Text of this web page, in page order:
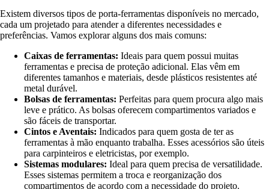
Existem diversos tipos de porta-ferramentas disponíveis no mercado,
cada um projetado para atender a diferentes necessidades e
preferências. Vamos explorar alguns dos mais comuns:
Caixas de ferramentas: Ideais para quem possui muitas
ferramentas e precisa de proteção adicional. Elas vêm em
diferentes tamanhos e materiais, desde plásticos resistentes até
metal durável.
Bolsas de ferramentas: Perfeitas para quem procura algo mais
leve e prático. As bolsas oferecem compartimentos variados e
são fáceis de transportar.
Cintos e Aventais: Indicados para quem gosta de ter as
ferramentas à mão enquanto trabalha. Esses acessórios são úteis
para carpinteiros e eletricistas, por exemplo.
Sistemas modulares: Ideal para quem precisa de versatilidade.
Esses sistemas permitem a troca e reorganização dos
compartimentos de acordo com a necessidade do projeto.